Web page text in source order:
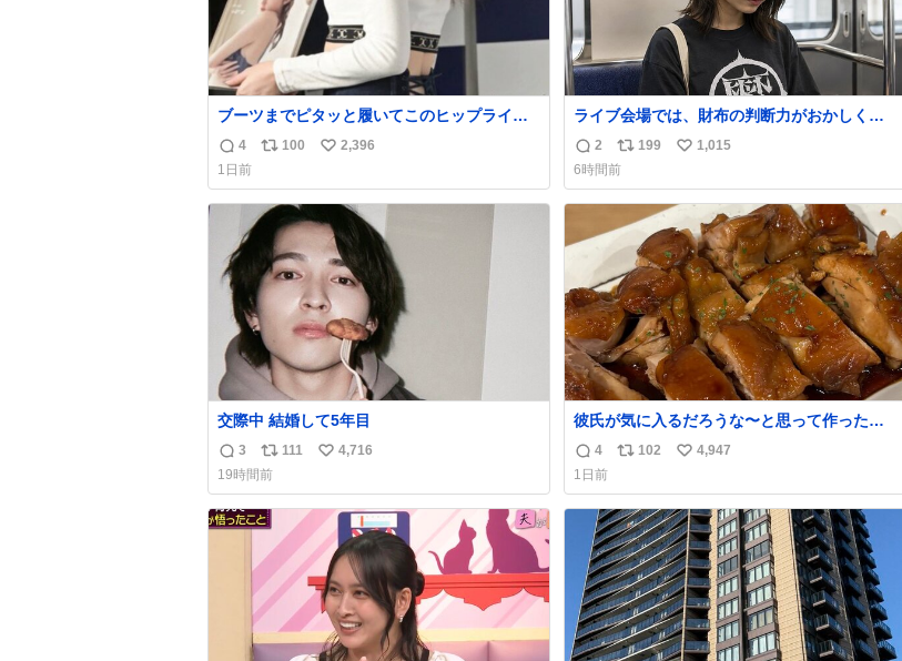
ブーツまでピタッと履いてこのヒップライ
ン…強すぎる。
返
信
数
4
リ
ス
ト
数
100
い
ね
数
2,396
1日前
ライブ会場では、財布の判断力がおかしくな
る。
返
信
数
2
リ
ポ
ス
ト
数
199
い
ね
数
1,015
6時間前
交際中 結婚して5年目
返
信
数
3
リ
ポ
ス
ト
数
111
い
ね
数
4,716
19時間前
彼氏が気に入るだろうな〜と思って作ったら
想像の何倍も美味しい美味しい言ってくれて
嬉しい
返
信
数
4
リ
ス
ト
数
102
い
ね
数
4,947
1日前